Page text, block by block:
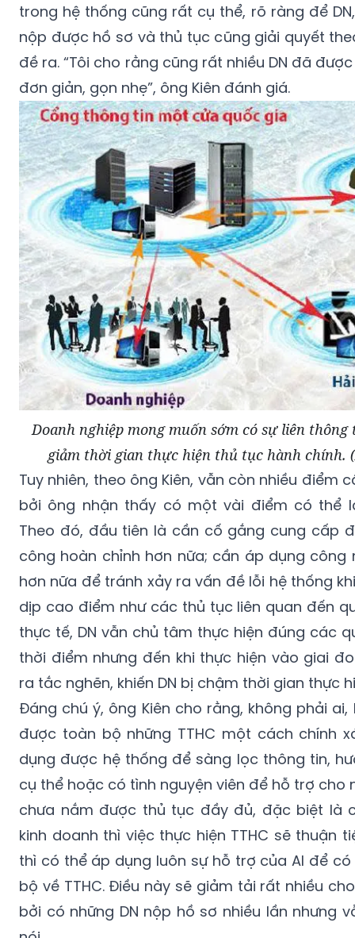
trong hệ thống cũng rất cụ thể, rõ ràng để
nộp được hồ sơ và thủ tục cũng giải quyết
đề ra. “Tôi cho rằng cũng rất nhiều DN đã
đơn giản, gọn nhẹ”, ông Kiên đánh giá.
Doanh nghiệp mong muốn sớm có sự liên thông
giảm thời gian thực hiện thủ tục hành chính.
Tuy nhiên, theo ông Kiên, vẫn còn nhiều điểm
bởi ông nhận thấy có một vài điểm có thể
Theo đó, đầu tiên là cần cố gắng cung cấp
công hoàn chỉnh hơn nữa; cần áp dụng
hơn nữa để tránh xảy ra vấn đề lỗi hệ thống
dịp cao điểm như các thủ tục liên quan đến
thực tế, DN vẫn chủ tâm thực hiện đúng các
thời điểm nhưng đến khi thực hiện vào giai
ra tắc nghẽn, khiến DN bị chậm thời gian thực
Đáng chú ý, ông Kiên cho rằng, không phải ai,
được toàn bộ những TTHC một cách chính
dụng được hệ thống để sàng lọc thông tin,
cụ thể hoặc có tình nguyện viên để hỗ trợ cho
chưa nắm được thủ tục đầy đủ, đặc biệt là
kinh doanh thì việc thực hiện TTHC sẽ thuận
thì có thể áp dụng luôn sự hỗ trợ của AI để
bộ về TTHC. Điều này sẽ giảm tải rất nhiều
bởi có những DN nộp hồ sơ nhiều lần nhưng